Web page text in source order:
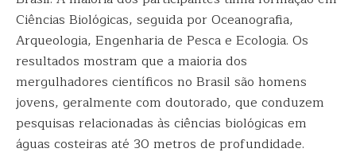
Ciências Biológicas, seguida por Oceanografia,
Arqueologia, Engenharia de Pesca e Ecologia. Os
resultados mostram que a maioria dos
mergulhadores científicos no Brasil são homens
jovens, geralmente com doutorado, que conduzem
pesquisas relacionadas às ciências biológicas em
águas costeiras até 30 metros de profundidade.